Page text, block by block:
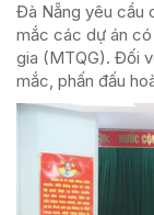
Đà Nẵng yêu cầu
mắc các dự án
gia (MTQG). Đối
mắc, phấn đấu